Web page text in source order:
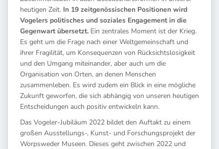
heutigen Zeit. In 19 zeitgenössischen Positionen wird
Vogelers politisches und soziales Engagement in die
Gegenwart übersetzt. Ein zentrales Moment ist der Krieg.
Es geht um die Frage nach einer Weltgemeinschaft und
ihrer Fragilität, um Konsequenzen von Rücksichtslosigkeit
und den Umgang miteinander, aber auch um die
Organisation von Orten, an denen Menschen
zusammenleben. Es wird zudem ein Blick in eine mögliche
Zukunft geworfen, die sich abhängig von unseren heutigen
Entscheidungen auch positiv entwickeln kann.
Das Vogeler-Jubiläum 2022 bildet den Auftakt zu einem
großen Ausstellungs-, Kunst- und Forschungsprojekt der
Worpsweder Museen. Dieses geht zwischen 2022 und